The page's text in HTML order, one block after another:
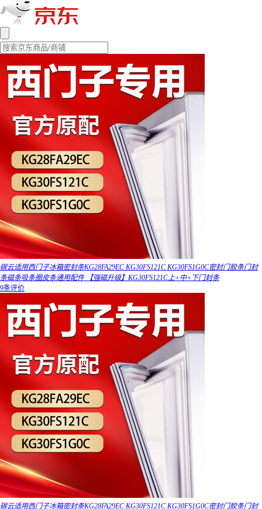
碳云适用西门子冰箱密封条KG28FA29EC KG30FS121C KG30FS1G0C密封门胶条门封
条磁条吸条圈皮条通用配件 【强磁升级】KG30FS121C上+中+下门封条
9条评价
碳云适用西门子冰箱密封条KG28FA29EC KG30FS121C KG30FS1G0C密封门胶条门封